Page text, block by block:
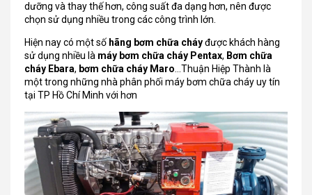
dưỡng và thay thế hơn, công suất đa dạng hơn, nên được
chọn sử dụng nhiều trong các công trình lớn.
Hiện nay có một số hãng bơm chữa cháyđược khách hàng
sử dụng nhiều là máy bơm chữa cháy Pentax, Bơm chữa
cháy Ebara, bơm chữa cháy Maro...Thuận Hiệp Thành là
một trong những nhà phân phối máy bơm chữa cháy uy tín
tại TP Hồ Chí Minh với hơn